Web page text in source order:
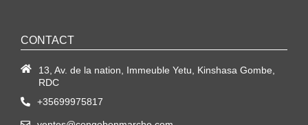
CONTACT
13, Av. de la nation, Immeuble Yetu, Kinshasa Gombe,
RDC
+35699975817